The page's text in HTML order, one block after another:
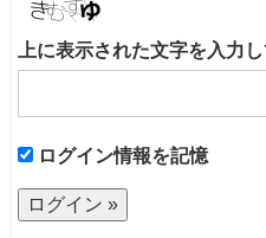
上に表示された文字を入力し
ログイン情報を記憶